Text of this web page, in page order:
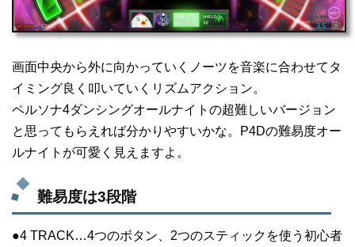
画面中央から外に向かっていくノーツを音楽に合わせてタ
イミング良く叩いていくリズムアクション。
ペルソナ4ダンシングオールナイトの超難しいバージョン
と思ってもらえれば分かりやすいかな。P4Dの難易度オー
ルナイトが可愛く見えますよ。
難易度は3段階
●4 TRACK…4つのボタン、2つのスティックを使う初心者